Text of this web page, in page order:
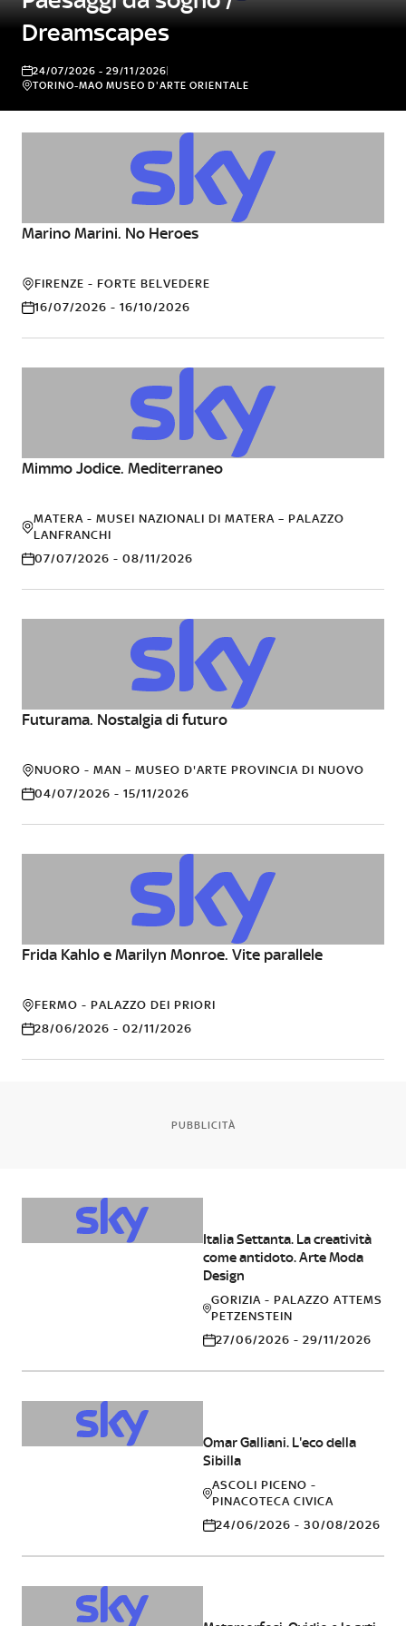
Dreamscapes
24/07/2026 - 29/11/2026
TORINO-MAO MUSEO D'ARTE ORIENTALE
PUBBLICITÀ
Marino Marini. No Heroes
FIRENZE - FORTE BELVEDERE
16/07/2026 - 16/10/2026
Mimmo Jodice. Mediterraneo
MATERA - MUSEI NAZIONALI DI MATERA – PALAZZO
LANFRANCHI
07/07/2026 - 08/11/2026
Futurama. Nostalgia di futuro
NUORO - MAN – MUSEO D'ARTE PROVINCIA DI NUOVO
04/07/2026 - 15/11/2026
Frida Kahlo e Marilyn Monroe. Vite parallele
FERMO - PALAZZO DEI PRIORI
28/06/2026 - 02/11/2026
Italia Settanta. La creatività
come antidoto. Arte Moda
Design
GORIZIA - PALAZZO ATTEMS
PETZENSTEIN
27/06/2026 - 29/11/2026
Omar Galliani. L'eco della
Sibilla
ASCOLI PICENO -
PINACOTECA CIVICA
24/06/2026 - 30/08/2026